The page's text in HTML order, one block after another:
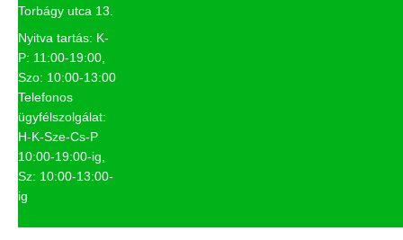
Torbágy utca 13.
Nyitva tartás: K-
P: 11:00-19:00,
Szo: 10:00-13:00
Telefonos
ügyfélszolgálat:
H-K-Sze-Cs-P
10:00-19:00-ig,
Sz: 10:00-13:00-
ig